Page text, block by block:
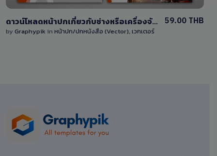
ดาวน์โหลดหน้าปกเกี่ยวกับช่างหรือเครื่องจักร สามารถแก้ไขได้ ไฟล์เวกเตอร์ EPS
by Graphypik in หน้าปก/ปกหนังสือ (Vector), เวกเตอร์
59.00 THB